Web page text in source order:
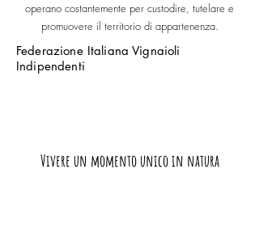
operano costantemente per custodire, tutelare e
promuovere il territorio di appartenenza.
Federazione Italiana Vignaioli
Indipendenti
Vivere un momento unico in natura